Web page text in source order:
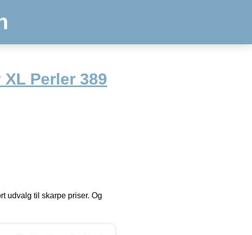
Perler 389
udvalg til skarpe priser. Og